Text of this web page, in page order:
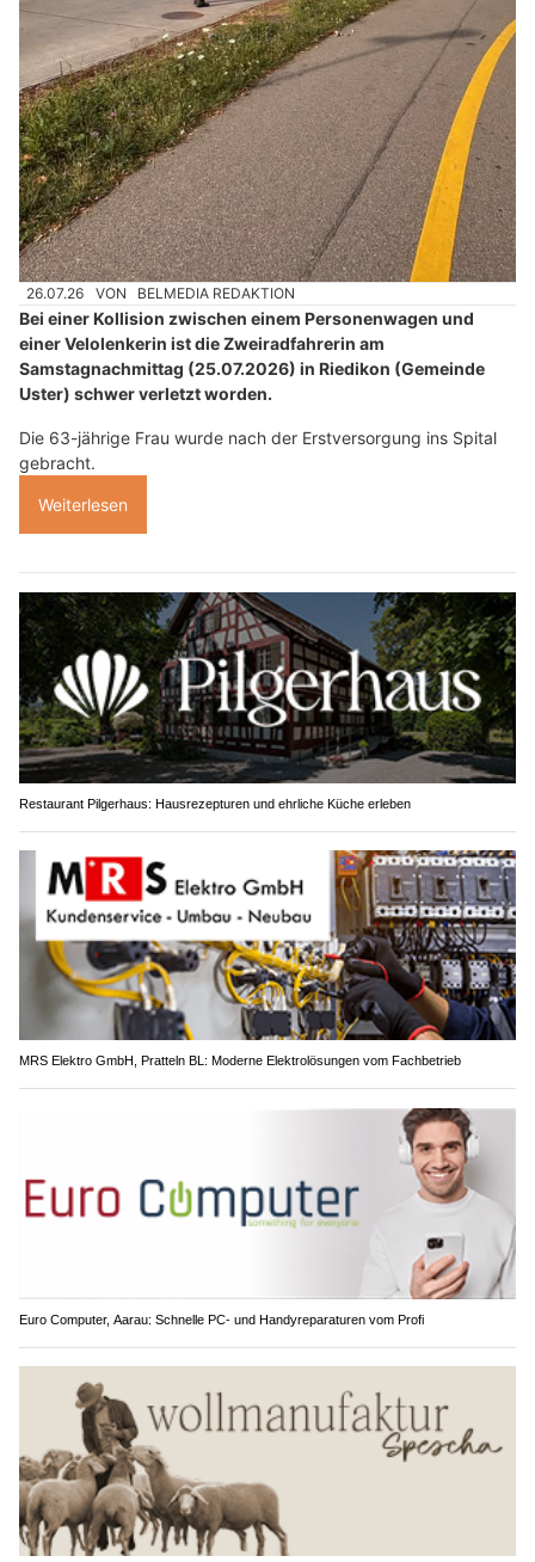
26.07.26 VON BELMEDIA REDAKTION
Bei einer Kollision zwischen einem Personenwagen und
einer Velolenkerin ist die Zweiradfahrerin am
Samstagnachmittag (25.07.2026) in Riedikon (Gemeinde
Uster) schwer verletzt worden.
Die 63-jährige Frau wurde nach der Erstversorgung ins Spital
gebracht.
Weiterlesen
Restaurant Pilgerhaus: Hausrezepturen und ehrliche Küche erleben
MRS Elektro GmbH, Pratteln BL: Moderne Elektrolösungen vom Fachbetrieb
Euro Computer, Aarau: Schnelle PC- und Handyreparaturen vom Profi